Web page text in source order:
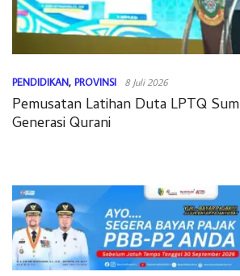
PENDIDIKAN, PROVINSI 8 Juli 2026
Pemusatan Latihan Duta LPTQ
Generasi Qurani